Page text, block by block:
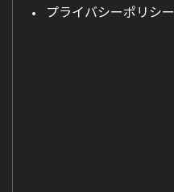
プライバシーポリシー